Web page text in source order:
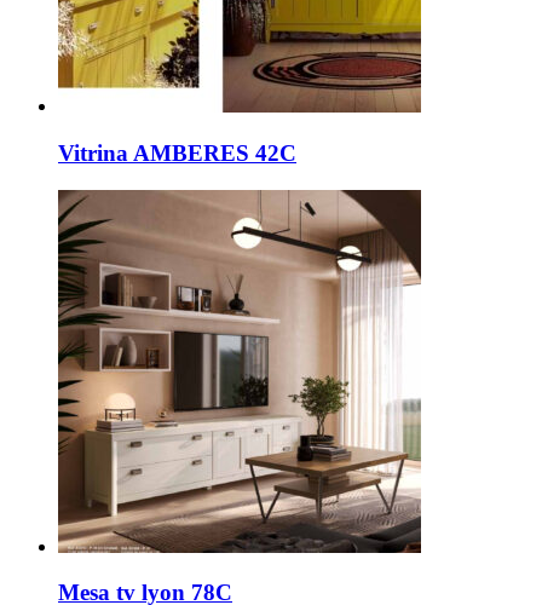
Vitrina AMBERES 42C
Mesa tv lyon 78C